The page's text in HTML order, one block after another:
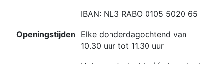
IBAN: NL3 RABO 0105 5020 65
Openingstijden
Elke donderdagochtend van
10.30 uur tot 11.30 uur